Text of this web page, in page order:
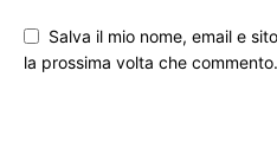
Salva il mio nome, email e
la prossima volta che commento.